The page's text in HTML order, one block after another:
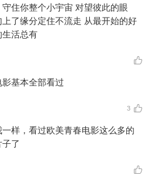
住你整个小宇宙 对望彼此的眼
了缘分定住不流走 从最开始的好
生活总有
基本全部看过
3
样，看过欧美青春电影这么多的
了